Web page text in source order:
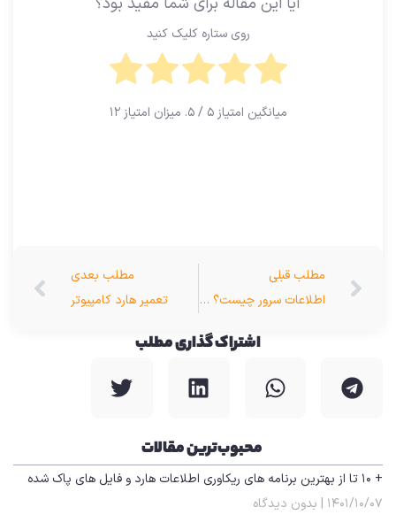
روی ستاره کلیک کنید
میانگین امتیاز ۵/ ۵. میزان امتیاز ۱۲
مطلب قبلی
اطلاعات سرور چیست؟ اطلاعاتی در مورد بازیابی اطلاعات سرور اچ پی HP
مطلب بعدی
تعمیر هارد کامپیوتر
اشتراک گذاری مطلب
محبوب‌ترین مقالات
+ ۱۰ تا از بهترین برنامه های ریکاوری اطلاعات هارد و فایل های پاک شده
۱۴۰۱/۱۰/۰۷ بدون دیدگاه